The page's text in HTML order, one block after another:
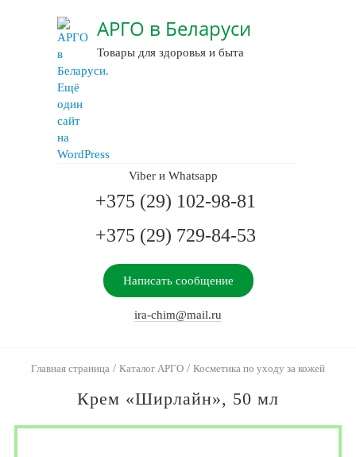
АРГО в Беларуси
Товары для здоровья и быта
Viber и Whatsapp
+375 (29) 102-98-81
+375 (29) 729-84-53
Написать сообщение
ira-chim@mail.ru
Главная страница / Каталог АРГО / Косметика по уходу за кожей
Крем «Ширлайн», 50 мл